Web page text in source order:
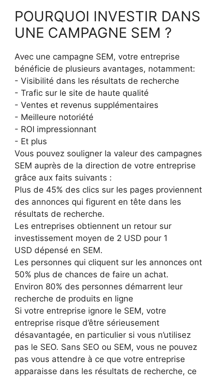
POURQUOI INVESTIR DANS
UNE CAMPAGNE SEM ?
Avec une campagne SEM, votre entreprise
bénéficie de plusieurs avantages, notamment:
- Visibilité dans les résultats de recherche
- Trafic sur le site de haute qualité
- Ventes et revenus supplémentaires
- Meilleure notoriété
- ROI impressionnant
- Et plus
Vous pouvez souligner la valeur des campagnes
SEM auprès de la direction de votre entreprise
grâce aux faits suivants :
Plus de 45% des clics sur les pages proviennent
des annonces qui figurent en tête dans les
résultats de recherche.
Les entreprises obtiennent un retour sur
investissement moyen de 2 USD pour 1
USD dépensé en SEM.
Les personnes qui cliquent sur les annonces ont
50% plus de chances de faire un achat.
Environ 80% des personnes démarrent leur
recherche de produits en ligne
Si votre entreprise ignore le SEM, votre
entreprise risque d’être sérieusement
désavantagée, en particulier si vous n’utilisez
pas le SEO. Sans SEO ou SEM, vous ne pouvez
pas vous attendre à ce que votre entreprise
apparaisse dans les résultats de recherche, ce